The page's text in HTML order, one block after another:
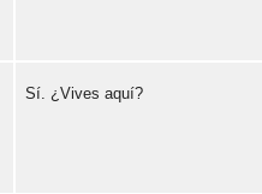
Sí. ¿Vives aquí?